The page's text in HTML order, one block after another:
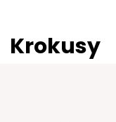
Krokusy